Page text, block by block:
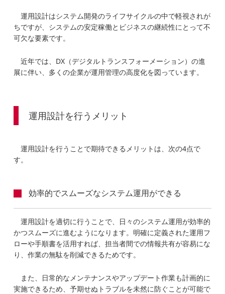
運用設計はシステム開発のライフサイクルの中で軽視されが
ちですが、システムの安定稼働とビジネスの継続性にとって不
可欠な要素です。
近年では、DX（デジタルトランスフォーメーション）の進
展に伴い、多くの企業が運用管理の高度化を図っています。
運用設計を行うメリット
運用設計を行うことで期待できるメリットは、次の4点で
す。
効率的でスムーズなシステム運用ができる
運用設計を適切に行うことで、日々のシステム運用が効率的
かつスムーズに進むようになります。明確に定義された運用フ
ローや手順書を活用すれば、担当者間での情報共有が容易にな
り、作業の無駄を削減できるためです。
また、日常的なメンテナンスやアップデート作業も計画的に
実施できるため、予期せぬトラブルを未然に防ぐことが可能で